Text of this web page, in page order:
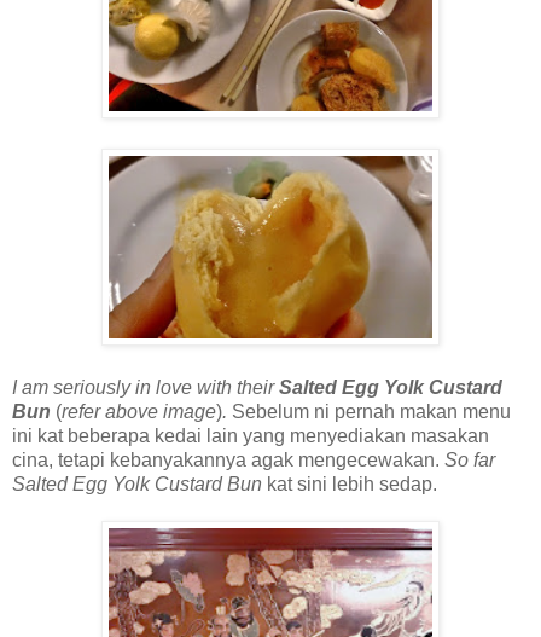
I am seriously in love with theirSalted Egg Yolk Custard
Bun (refer above image). Sebelum ni pernah makan menu
ini kat beberapa kedai lain yang menyediakan masakan
cina, tetapi kebanyakannya agak mengecewakan. So far
Salted Egg Yolk Custard Bun kat sini lebih sedap.